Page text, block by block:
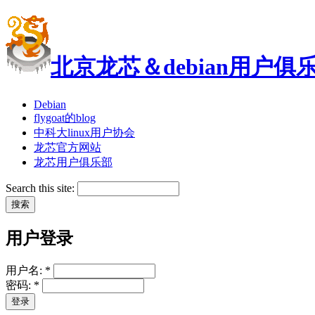
北京龙芯＆debian用户俱
Debian
flygoat的blog
中科大linux用户协会
龙芯官方网站
龙芯用户俱乐部
Search this site:
用户登录
用户名: *
密码: *